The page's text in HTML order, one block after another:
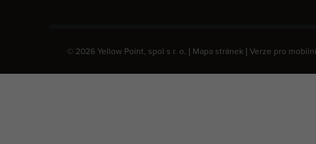
© 2026 Yellow Point, spol s r. o. | Mapa stránek | Verze pro